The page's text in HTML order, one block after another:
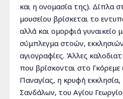
και η ονομασία της). Δίπλα
μουσείου βρίσκεται το
αλλά και ομορφιά γυναικείο
σύμπλεγμα στοών,
αγιογραφίες. Άλλες
που βρίσκονται στο Γκόρεμε
Παναγίας, η κρυφή εκκλησία,
Σανδάλων, του Αγίου